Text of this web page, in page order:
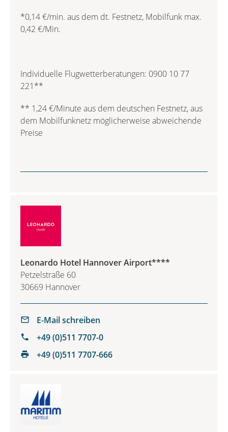
*0,14 €/min. aus dem dt. Festnetz, Mobilfunk max.
0,42 €/Min.
Individuelle Flugwetterberatungen: 0900 10 77
221**
** 1,24 €/Minute aus dem deutschen Festnetz, aus
dem Mobilfunknetz möglicherweise abweichende
Preise
Leonardo Hotel Hannover Airport****
Petzelstraße 60
30669 Hannover
E-Mail schreiben
+49 (0)511 7707-0
+49 (0)511 7707-666